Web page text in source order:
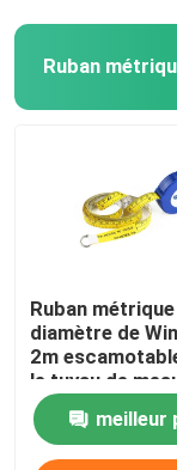
Bande de
Ruban
Ruban
Ruban
calibre de
Ruban
Ruban
diamètre de
2m
le tuyau de
meilleur